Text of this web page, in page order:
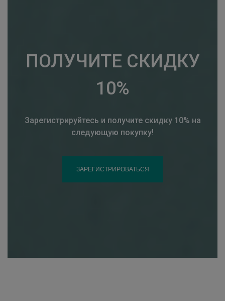
ПОЛУЧИТЕ СКИДКУ
10%
Зарегистрируйтесь и получите скидку 10% на
следующую покупку!
ЗАРЕГИСТРИРОВАТЬСЯ